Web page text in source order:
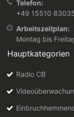
Telefon:
+49 15510
Arbeitszeitplan:
Montag bis
Hauptkategorien
Radio CB